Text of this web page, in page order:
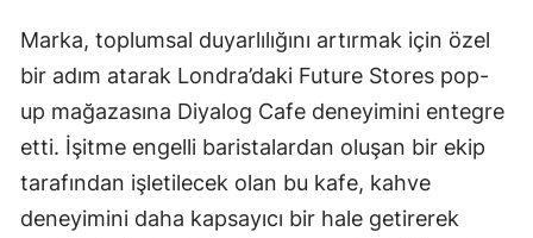
Marka, toplumsal duyarlılığını artırmak için özel
bir adım atarak Londra’daki Future Stores pop-
up mağazasına Diyalog Cafe deneyimini entegre
etti. İşitme engelli baristalardan oluşan bir ekip
tarafından işletilecek olan bu kafe, kahve
deneyimini daha kapsayıcı bir hale getirerek